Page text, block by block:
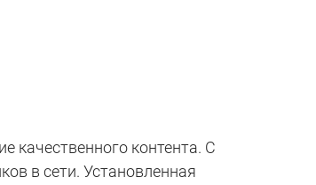
качественного контента. С
в сети. Установленная